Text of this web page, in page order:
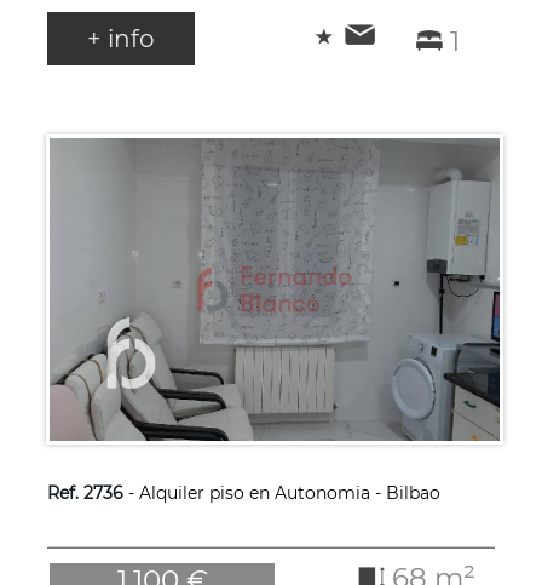
1
+ info
Ref. 2736- Alquiler piso en Autonomia - Bilbao
68 m²